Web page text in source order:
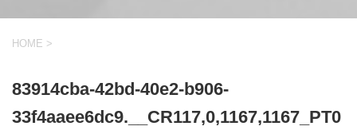
HOME >
83914cba-42bd-40e2-b906-
33f4aaee6dc9.__CR117,0,1167,1167_PT0